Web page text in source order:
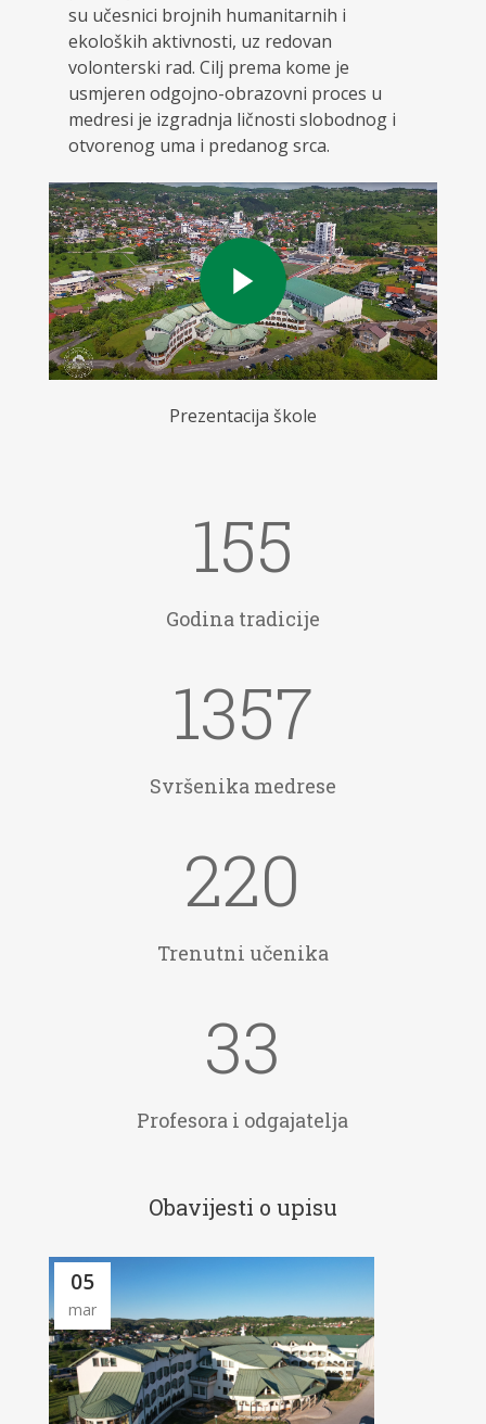
su učesnici brojnih humanitarnih i
ekoloških aktivnosti, uz redovan
volonterski rad. Cilj prema kome je
usmjeren odgojno-obrazovni proces u
medresi je izgradnja ličnosti slobodnog i
otvorenog uma i predanog srca.
Prezentacija škole
155
Godina tradicije
1357
Svršenika medrese
220
Trenutni učenika
33
Profesora i odgajatelja
Obavijesti o upisu
05
mar